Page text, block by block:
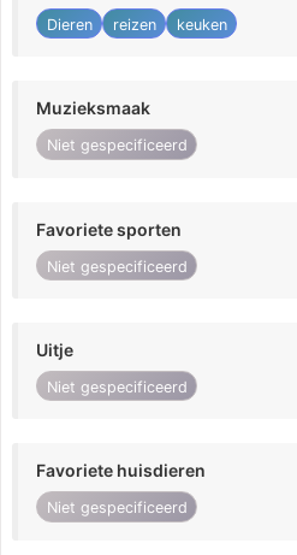
Dieren reizen keuken
Muzieksmaak
Niet gespecificeerd
Favoriete sporten
Niet gespecificeerd
Uitje
Niet gespecificeerd
Favoriete huisdieren
Niet gespecificeerd